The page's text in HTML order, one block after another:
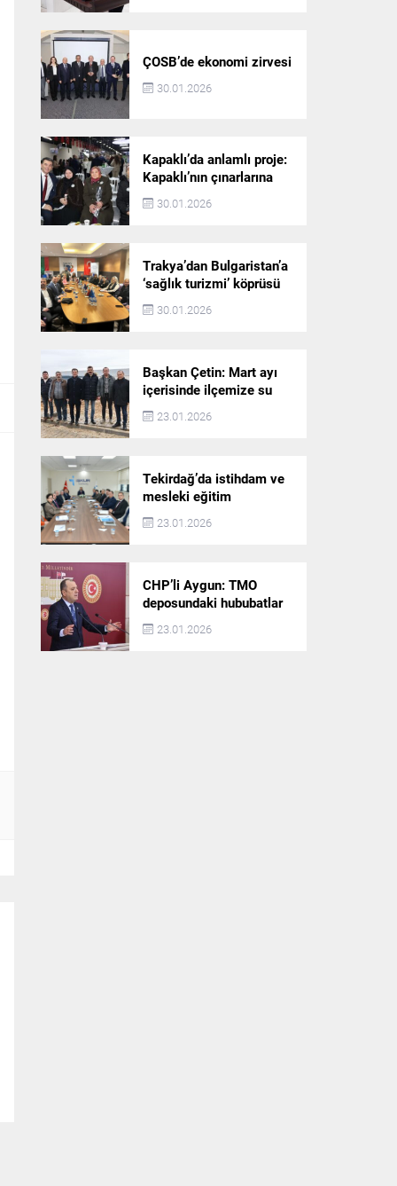
ÇOSB’de ekonomi zirvesi
30.01.2026
Kapaklı’da anlamlı proje:
Kapaklı’nın çınarlarına
dijital vefa köprüsü
30.01.2026
Trakya’dan Bulgaristan’a
‘sağlık turizmi’ köprüsü
30.01.2026
Başkan Çetin: Mart ayı
içerisinde ilçemize su
akışı başlatılacak
23.01.2026
Tekirdağ’da istihdam ve
mesleki eğitim
politikaları değerlendirildi
23.01.2026
CHP’li Aygun: TMO
deposundaki hububatlar
çalındı!
23.01.2026